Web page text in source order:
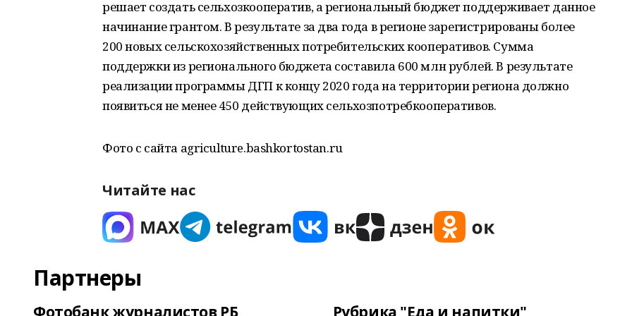
решает создать сельхозкооператив, а региональный бюджет поддерживает данное
начинание грантом. В результате за два года в регионе зарегистрированы более
200 новых сельскохозяйственных потребительских кооперативов. Сумма
поддержки из регионального бюджета составила 600 млн рублей. В результате
реализации программы ДГП к концу 2020 года на территории региона должно
появиться не менее 450 действующих сельхозпотребкооперативов.
Фото с сайта agriculture.bashkortostan.ru
Читайте нас
Партнеры
Фотобанк журналистов РБ Рубрика "Еда и напитки"